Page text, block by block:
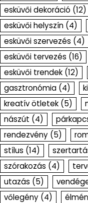
esküvői dekoráció (12)
esküvői helyszín (4)
esküvői szervezés (4)
esküvői tervezés (16)
esküvői trendek (12)
gasztronómia (4)
kreatív ötletek (5)
nászút (4)
rendezvény (5)
stílus (14)
szórakozás (4)
utazás (5)
vőlegény (4)